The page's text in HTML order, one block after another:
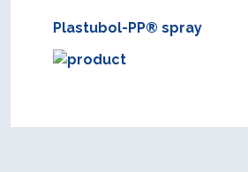
Plastubol-PP® spray